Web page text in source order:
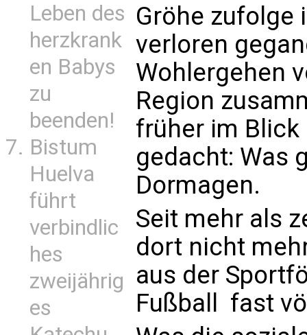
Leben des
herzkrank
en Babys
zu
beenden!
Bistum
Huelva
führt
verbindlic
hes
zweijährig
es
Gröhe zufolge
verloren
Wohlergehen
Region
früher im Blick
gedacht:
Dormagen.
Seit mehr als
dort nicht
aus der
Fußball  fast